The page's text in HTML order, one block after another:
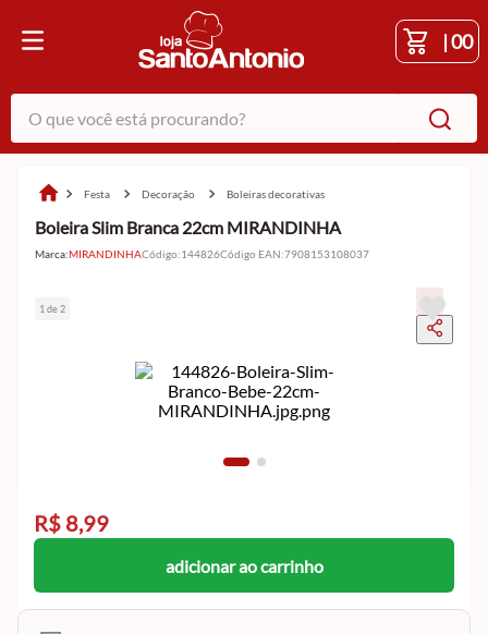
|00
O que você está procurando?
festa decoração boleiras decorativas
Boleira Slim Branca 22cm MIRANDINHA
Marca:MIRANDINHACódigo:144826Código EAN:7908153108037
1 de 2
R$ 8,99
adicionar ao carrinho